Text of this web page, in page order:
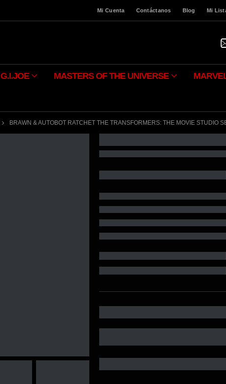
Mi Cuenta Contáctanos Blog Mi
G.I.JOE MASTERS OF THE UNIVERSE
BRAWN & AUTOBOT RATCHET THE TRANSFORMERS: THE MOVIE STUDIO